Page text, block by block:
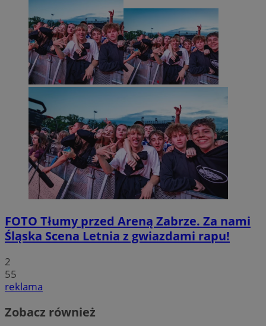
FOTO Tłumy przed Areną Zabrze. Za nami
Śląska Scena Letnia z gwiazdami rapu!
2
55
reklama
Zobacz również